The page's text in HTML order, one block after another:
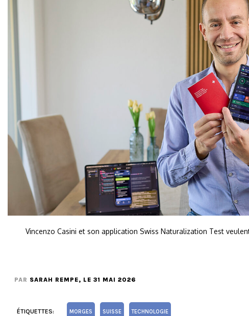
Vincenzo Casini et son application Swiss Naturalization Test
PAR SARAH REMPE, LE 31 MAI 2026
ÉTIQUETTES: MORGES SUISSE TECHNOLOGIE